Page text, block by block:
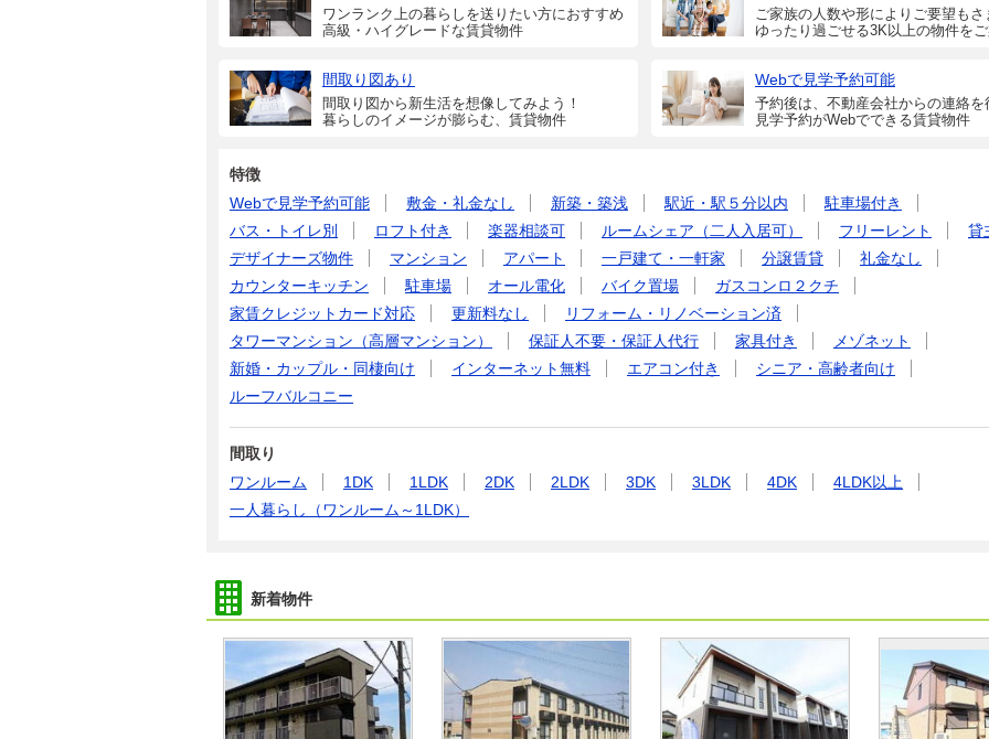
ワンランク上の暮らしを送りたい方におすすめ
高級・ハイグレードな賃貸物件
ご家族の人数や形によりご要望もさ
ゆったり過ごせる3K以上の物件をご
間取り図あり
間取り図から新生活を想像してみよう！
暮らしのイメージが膨らむ、賃貸物件
Webで見学予約可能
予約後は、不動産会社からの連絡を
見学予約がWebでできる賃貸物件
特徴
Webで見学予約可能
敷金・礼金なし 新築・築浅 駅近・駅５分以内
駐車場付き
バス・トイレ別
ロフト付き 楽器相談可 ルームシェア（二人入居可） フリーレント
貸
デザイナーズ物件
マンション アパート 一戸建て・一軒家 分譲賃貸
礼金なし
カウンターキッチン
駐車場 オール電化 バイク置場
ガスコンロ２クチ
家賃クレジットカード対応
更新料なし
リフォーム・リノベーション済
タワーマンション（高層マンション）
保証人不要・保証人代行 家具付き
メゾネット
新婚・カップル・同棲向け
インターネット無料 エアコン付き
シニア・高齢者向け
ルーフバルコニー
間取り
ワンルーム
1DK 1LDK 2DK 2LDK 3DK 3LDK 4DK
4LDK以上
一人暮らし（ワンルーム～1LDK）
新着物件